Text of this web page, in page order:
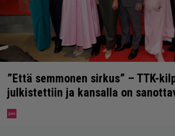
”Että semmonen sirkus” – TTK-
julkistettiin ja kansalla on